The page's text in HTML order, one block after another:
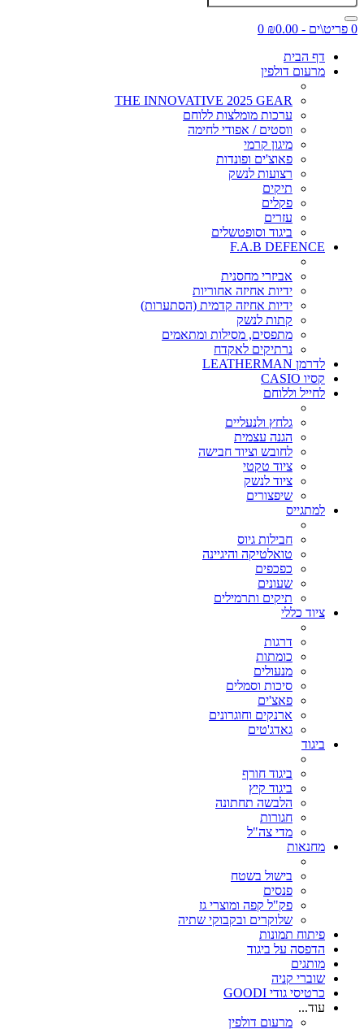
0 פריט\ים - ₪0.00
0
דף הבית
מרעום דולפין
THE INNOVATIVE 2025 GEAR
ערכות מומלצות ללוחם
ווסטים / אפודי לחימה
מיגון קרמי
פאוצ'ים ופונדות
רצועות לנשק
תיקים
פקלים
עזרים
ביגוד וסופטשלים
F.A.B DEFENCE
אביזרי מחסנית
ידיות אחיזה אחוריות
ידיות אחיזה קדמית (הסתערות)
קתות לנשק
מתפסים, מסילות ומתאמים
נרתיקים לאקדח
לדרמן LEATHERMAN
קסיו CASIO
לחייל וללוחם
גלחץ ולנעליים
הגנה עצמית
לחובש וציוד חבישה
ציוד טקטי
ציוד לנשק
שיפצורים
למתגייס
חבילות גיוס
טואלטיקה והיגיינה
כפכפים
שעונים
תיקים ותרמילים
ציוד כללי
דרגות
כומתות
מנעולים
סיכות וסמלים
פאצ'ים
ארנקים וחוגרונים
גאדג'טים
ביגוד
ביגוד חורף
ביגוד קיץ
הלבשה תחתונה
חגורות
מדי צה"ל
מחנאות
בישול בשטח
פנסים
פק"ל קפה ומוצרי גז
שלוקרים ובקבוקי שתיה
פיתוח תמונות
הדפסה על ביגוד
מותגים
שוברי קניה
כרטיסי גודי GOODI
עוד...
מרעום דולפין